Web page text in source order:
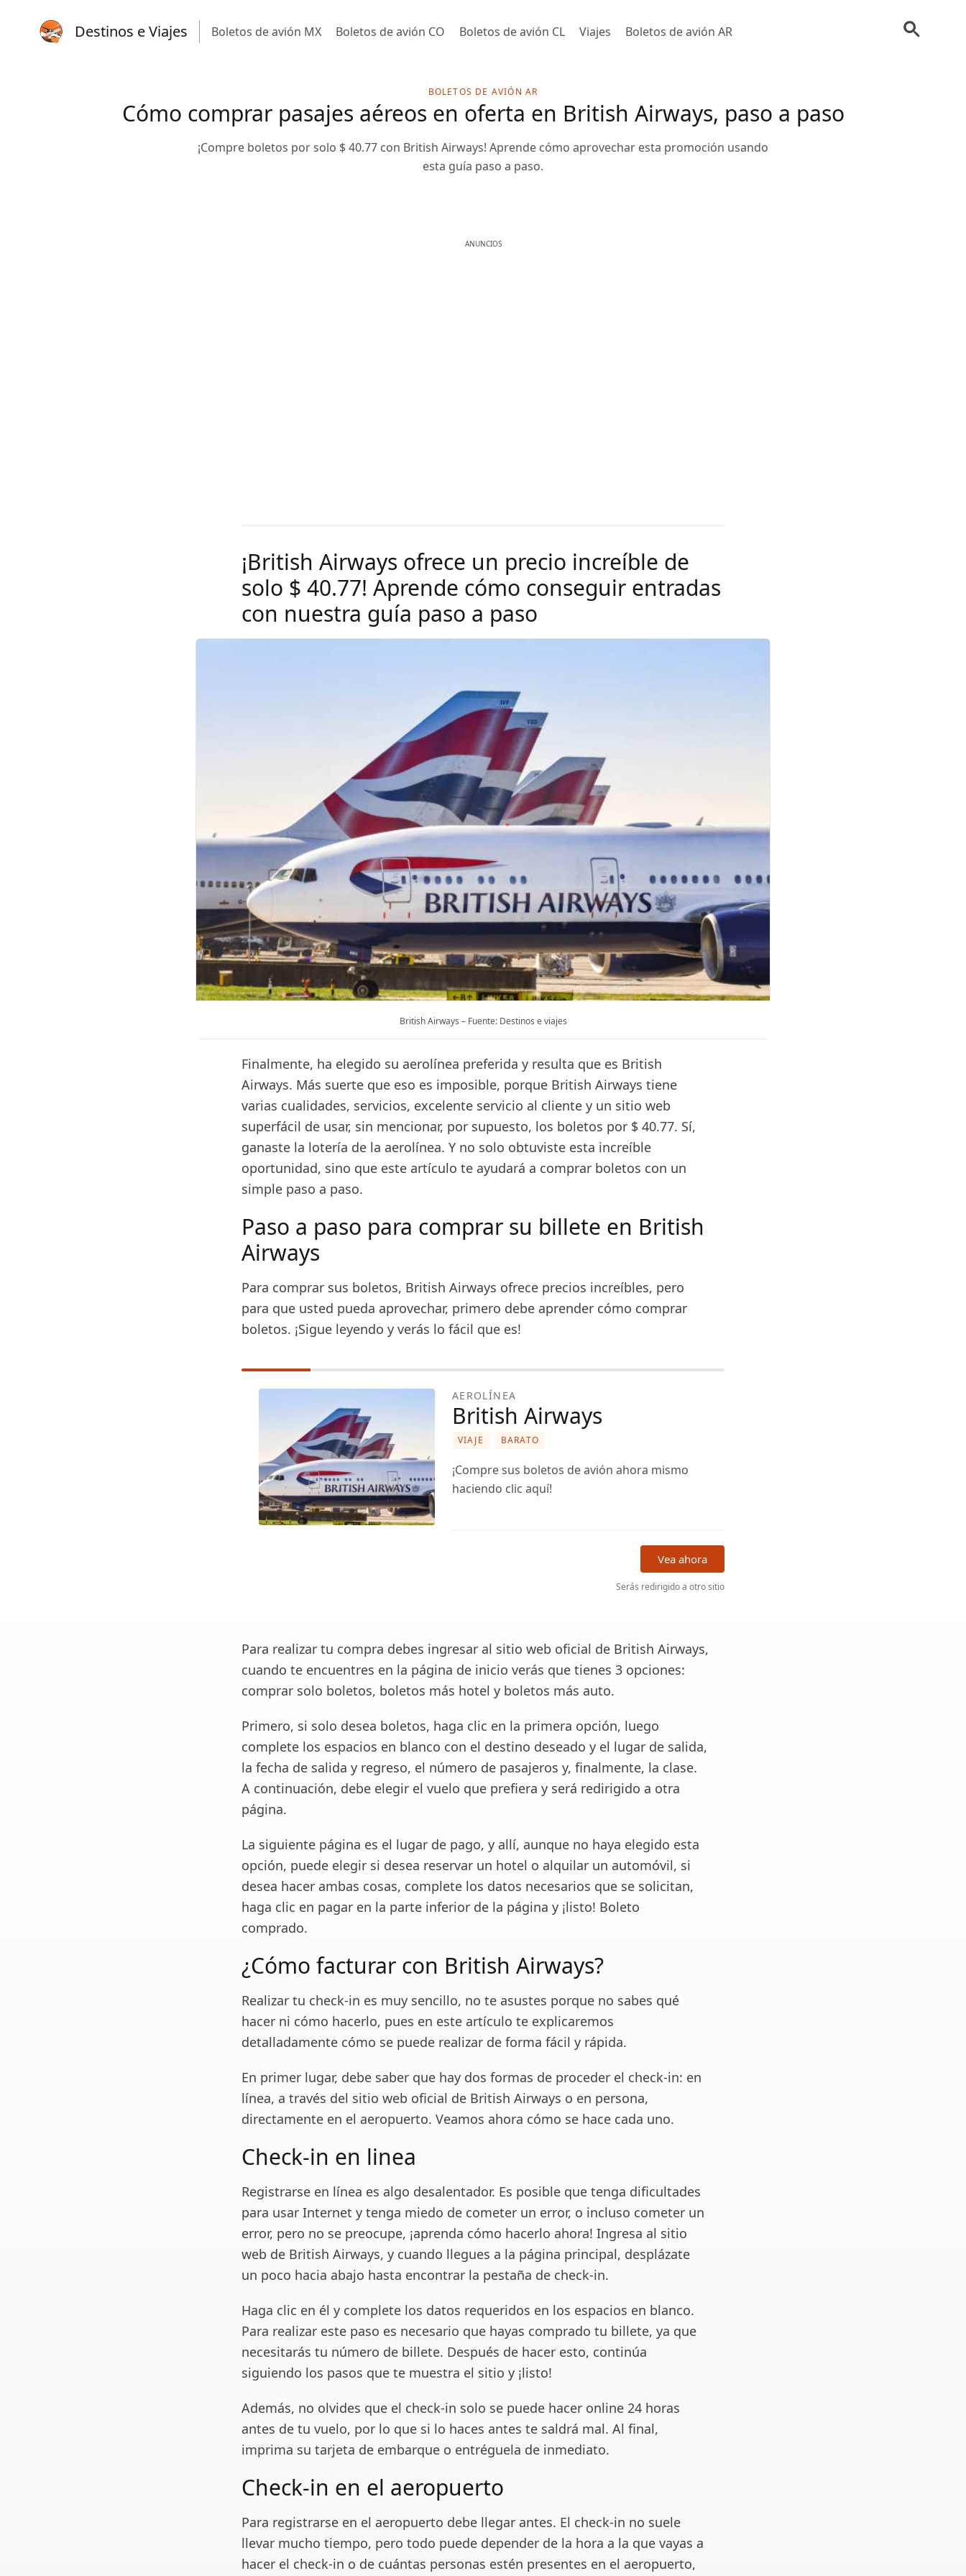
Destinos e Viajes Boletos de avión MX Boletos de avión CO Boletos de avión CL Viajes Boletos de avión AR
BOLETOS DE AVIÓN AR
Cómo comprar pasajes aéreos en oferta en British Airways, paso a paso
¡Compre boletos por solo $ 40.77 con British Airways! Aprende cómo aprovechar esta promoción usando
esta guía paso a paso.
ANUNCIOS
¡British Airways ofrece un precio increíble de
solo $ 40.77! Aprende cómo conseguir entradas
con nuestra guía paso a paso
British Airways – Fuente: Destinos e viajes
Finalmente, ha elegido su aerolínea preferida y resulta que es British
Airways. Más suerte que eso es imposible, porque British Airways tiene
varias cualidades, servicios, excelente servicio al cliente y un sitio web
superfácil de usar, sin mencionar, por supuesto, los boletos por $ 40.77. Sí,
ganaste la lotería de la aerolínea. Y no solo obtuviste esta increíble
oportunidad, sino que este artículo te ayudará a comprar boletos con un
simple paso a paso.
Paso a paso para comprar su billete en British
Airways
Para comprar sus boletos, British Airways ofrece precios increíbles, pero
para que usted pueda aprovechar, primero debe aprender cómo comprar
boletos. ¡Sigue leyendo y verás lo fácil que es!
AEROLÍNEA
British Airways
VIAJE BARATO
¡Compre sus boletos de avión ahora mismo
haciendo clic aquí!
Vea ahora
Serás redirigido a otro sitio
Para realizar tu compra debes ingresar al sitio web oficial de British Airways,
cuando te encuentres en la página de inicio verás que tienes 3 opciones:
comprar solo boletos, boletos más hotel y boletos más auto.
Primero, si solo desea boletos, haga clic en la primera opción, luego
complete los espacios en blanco con el destino deseado y el lugar de salida,
la fecha de salida y regreso, el número de pasajeros y, finalmente, la clase.
A continuación, debe elegir el vuelo que prefiera y será redirigido a otra
página.
La siguiente página es el lugar de pago, y allí, aunque no haya elegido esta
opción, puede elegir si desea reservar un hotel o alquilar un automóvil, si
desea hacer ambas cosas, complete los datos necesarios que se solicitan,
haga clic en pagar en la parte inferior de la página y ¡listo! Boleto
comprado.
¿Cómo facturar con British Airways?
Realizar tu check-in es muy sencillo, no te asustes porque no sabes qué
hacer ni cómo hacerlo, pues en este artículo te explicaremos
detalladamente cómo se puede realizar de forma fácil y rápida.
En primer lugar, debe saber que hay dos formas de proceder el check-in: en
línea, a través del sitio web oficial de British Airways o en persona,
directamente en el aeropuerto. Veamos ahora cómo se hace cada uno.
Check-in en linea
Registrarse en línea es algo desalentador. Es posible que tenga dificultades
para usar Internet y tenga miedo de cometer un error, o incluso cometer un
error, pero no se preocupe, ¡aprenda cómo hacerlo ahora! Ingresa al sitio
web de British Airways, y cuando llegues a la página principal, desplázate
un poco hacia abajo hasta encontrar la pestaña de check-in.
Haga clic en él y complete los datos requeridos en los espacios en blanco.
Para realizar este paso es necesario que hayas comprado tu billete, ya que
necesitarás tu número de billete. Después de hacer esto, continúa
siguiendo los pasos que te muestra el sitio y ¡listo!
Además, no olvides que el check-in solo se puede hacer online 24 horas
antes de tu vuelo, por lo que si lo haces antes te saldrá mal. Al final,
imprima su tarjeta de embarque o entréguela de inmediato.
Check-in en el aeropuerto
Para registrarse en el aeropuerto debe llegar antes. El check-in no suele
llevar mucho tiempo, pero todo puede depender de la hora a la que vayas a
hacer el check-in o de cuántas personas estén presentes en el aeropuerto,